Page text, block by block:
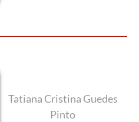
Tatiana Cristina Guedes
Pinto